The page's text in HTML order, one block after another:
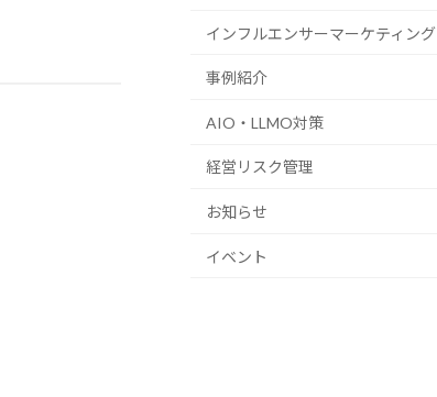
インフルエンサーマーケティング
事例紹介
AIO・LLMO対策
経営リスク管理
お知らせ
イベント